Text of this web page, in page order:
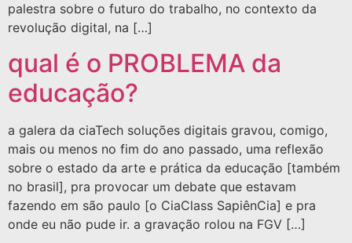
palestra sobre o futuro do trabalho, no contexto da
revolução digital, na […]
qual é o PROBLEMA da
educação?
a galera da ciaTech soluções digitais gravou, comigo,
mais ou menos no fim do ano passado, uma reflexão
sobre o estado da arte e prática da educação [também
no brasil], pra provocar um debate que estavam
fazendo em são paulo [o CiaClass SapiênCia] e pra
onde eu não pude ir. a gravação rolou na FGV […]